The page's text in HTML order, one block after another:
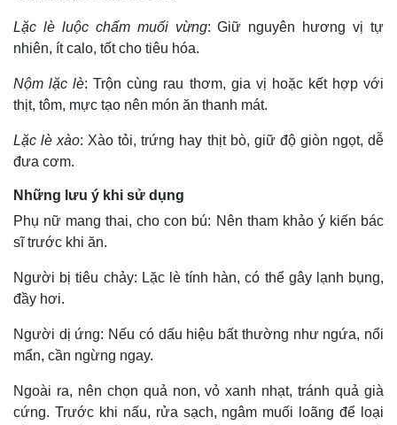
Thế giới
Quan sát
Hồ sơ
Multimedia
E-Magazine
Lặc lè luộc chấm muối vừng: Giữ nguyên hương vị tự
nhiên, ít calo, tốt cho tiêu hóa.
Nộm lặc lè: Trộn cùng rau thơm, gia vị hoặc kết hợp với
thịt, tôm, mực tạo nên món ăn thanh mát.
Lặc lè xào: Xào tỏi, trứng hay thịt bò, giữ độ giòn ngọt, dễ
đưa cơm.
Những lưu ý khi sử dụng
Phụ nữ mang thai, cho con bú: Nên tham khảo ý kiến bác
sĩ trước khi ăn.
Người bị tiêu chảy: Lặc lè tính hàn, có thể gây lạnh bụng,
đầy hơi.
Người dị ứng: Nếu có dấu hiệu bất thường như ngứa, nổi
mẩn, cần ngừng ngay.
Ngoài ra, nên chọn quả non, vỏ xanh nhạt, tránh quả già
cứng. Trước khi nấu, rửa sạch, ngâm muối loãng để loại